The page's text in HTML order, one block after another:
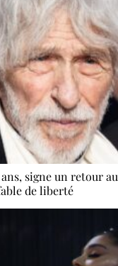
signe un retour au
de liberté